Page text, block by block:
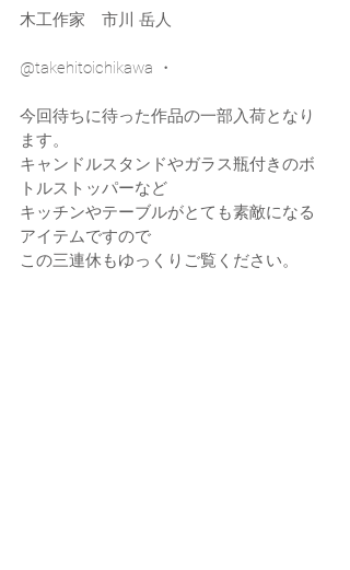
木工作家　市川 岳人
@takehitoichikawa ・
今回待ちに待った作品の一部入荷となり
ます。
キャンドルスタンドやガラス瓶付きのボ
トルストッパーなど
キッチンやテーブルがとても素敵になる
アイテムですので
この三連休もゆっくりご覧ください。